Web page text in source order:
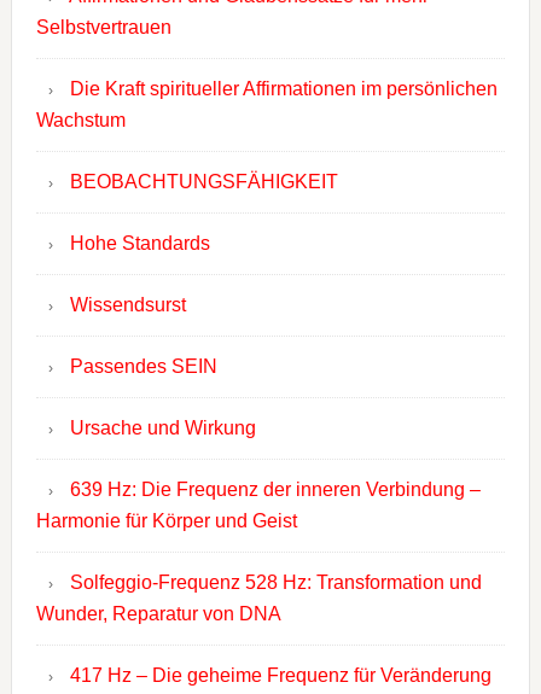
Selbstvertrauen
Die Kraft spiritueller Affirmationen im persönlichen
Wachstum
BEOBACHTUNGSFÄHIGKEIT
Hohe Standards
Wissendsurst
Passendes SEIN
Ursache und Wirkung
639 Hz: Die Frequenz der inneren Verbindung –
Harmonie für Körper und Geist
Solfeggio-Frequenz 528 Hz: Transformation und
Wunder, Reparatur von DNA
417 Hz – Die geheime Frequenz für Veränderung